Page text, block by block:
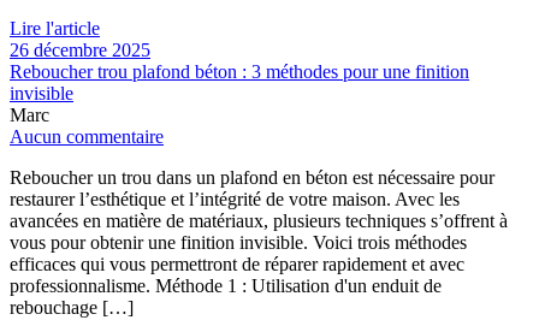
Lire l'article
26 décembre 2025
Reboucher trou plafond béton : 3 méthodes pour une finition
invisible
Marc
Aucun commentaire
Reboucher un trou dans un plafond en béton est nécessaire pour
restaurer l’esthétique et l’intégrité de votre maison. Avec les
avancées en matière de matériaux, plusieurs techniques s’offrent à
vous pour obtenir une finition invisible. Voici trois méthodes
efficaces qui vous permettront de réparer rapidement et avec
professionnalisme. Méthode 1 : Utilisation d'un enduit de
rebouchage […]